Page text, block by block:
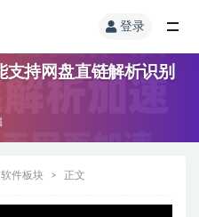
登录
支持网盘直链解析识别
软件板块 正文